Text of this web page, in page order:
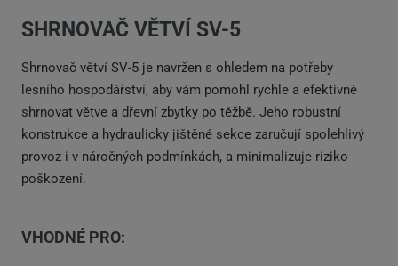
SHRNOVAČ VĚTVÍ SV-5
Shrnovač větví SV-5 je navržen s ohledem na potřeby
lesního hospodářství, aby vám pomohl rychle a efektivně
shrnovat větve a dřevní zbytky po těžbě. Jeho robustní
konstrukce a hydraulicky jištěné sekce zaručují spolehlivý
provoz i v náročných podmínkách, a minimalizuje riziko
poškození.
VHODNÉ PRO: